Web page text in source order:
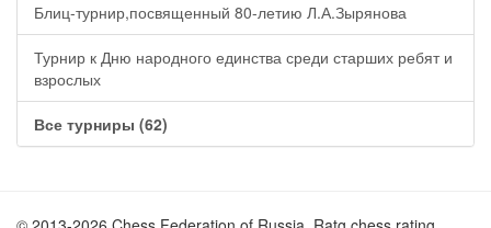
Блиц-турнир,посвященный 80-летию Л.А.Зырянова
Турнир к Дню народного единства среди старших ребят и
взрослых
Все турниры (62)